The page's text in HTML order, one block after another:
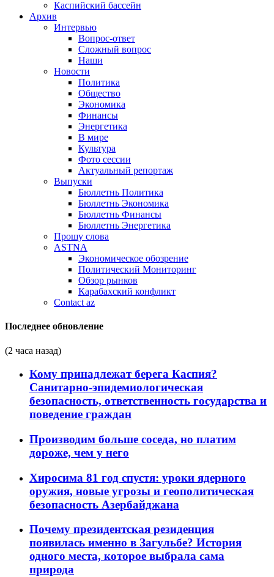
Каспийский бассейн
Архив
Интервью
Вопрос-ответ
Сложный вопрос
Наши
Новости
Политика
Общество
Экономика
Финансы
Энергетика
В мире
Культура
Фото сессии
Актуальный репортаж
Выпуски
Бюллетнь Политика
Бюллетнь Экономика
Бюллетнь Финансы
Бюллетнь Энергетика
Прошу слова
ASTNA
Экономическое обозрение
Политический Мониторинг
Обзор рынков
Карабахский конфликт
Contact az
Последнее обновление
(2 часа назад)
Кому принадлежат берега Каспия?
Санитарно-эпидемиологическая
безопасность, ответственность государства и
поведение граждан
Производим больше соседа, но платим
дороже, чем у него
Хиросима 81 год спустя: уроки ядерного
оружия, новые угрозы и геополитическая
безопасность Азербайджана
Почему президентская резиденция
появилась именно в Загульбе? История
одного места, которое выбрала сама
природа